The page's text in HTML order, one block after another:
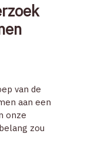
van de
aan een
onze
zou